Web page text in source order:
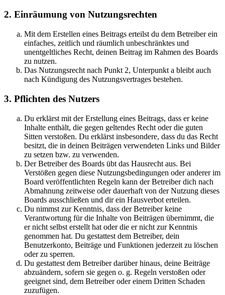
2. Einräumung von Nutzungsrechten
Mit dem Erstellen eines Beitrags erteilst du dem Betreiber ein
einfaches, zeitlich und räumlich unbeschränktes und
unentgeltliches Recht, deinen Beitrag im Rahmen des Boards
zu nutzen.
Das Nutzungsrecht nach Punkt 2, Unterpunkt a bleibt auch
nach Kündigung des Nutzungsvertrages bestehen.
3. Pflichten des Nutzers
Du erklärst mit der Erstellung eines Beitrags, dass er keine
Inhalte enthält, die gegen geltendes Recht oder die guten
Sitten verstoßen. Du erklärst insbesondere, dass du das Recht
besitzt, die in deinen Beiträgen verwendeten Links und Bilder
zu setzen bzw. zu verwenden.
Der Betreiber des Boards übt das Hausrecht aus. Bei
Verstößen gegen diese Nutzungsbedingungen oder anderer im
Board veröffentlichten Regeln kann der Betreiber dich nach
Abmahnung zeitweise oder dauerhaft von der Nutzung dieses
Boards ausschließen und dir ein Hausverbot erteilen.
Du nimmst zur Kenntnis, dass der Betreiber keine
Verantwortung für die Inhalte von Beiträgen übernimmt, die
er nicht selbst erstellt hat oder die er nicht zur Kenntnis
genommen hat. Du gestattest dem Betreiber, dein
Benutzerkonto, Beiträge und Funktionen jederzeit zu löschen
oder zu sperren.
Du gestattest dem Betreiber darüber hinaus, deine Beiträge
abzuändern, sofern sie gegen o. g. Regeln verstoßen oder
geeignet sind, dem Betreiber oder einem Dritten Schaden
zuzufügen.